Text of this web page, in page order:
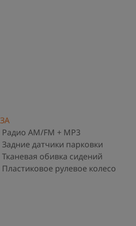
Радио AM/FM + MP3
Задние датчики парковки
Тканевая обивка сидений
Пластиковое рулевое колесо